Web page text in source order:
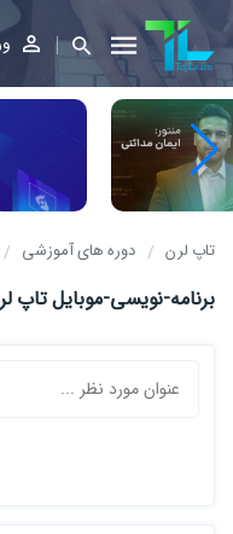
تاپ لرن دوره های آموزشی
برنامه-نویسی-موبایل تاپ